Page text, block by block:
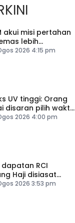
akui misi pertahan
lebih
2026 4:15 pm
UV tinggi: Orang
disaran pilih waktu
untuk aktiviti luar
2026 4:00 pm
dapatan RCI
Haji disiasat
kompromi – PM
2026 3:53 pm